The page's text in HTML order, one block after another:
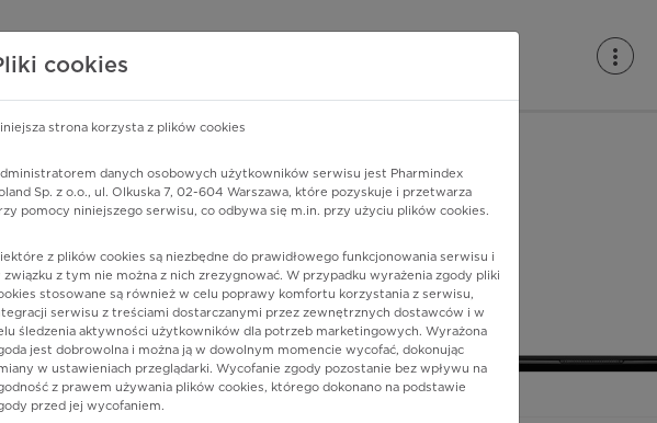
o lekach
PHARMINDEX
gdzie indziej
cookies
strona korzysta z plików cookies
danych osobowych użytkowników serwisu jest Pharmindex
Sp. z o.o., ul. Olkuska 7, 02-604 Warszawa, które pozyskuje i przetwarza
pomocy niniejszego serwisu, co odbywa się m.in. przy użyciu plików cookies.
z plików cookies są niezbędne do prawidłowego funkcjonowania serwisu i
związku z tym nie można z nich zrezygnować. W przypadku wyrażenia zgody pliki
stosowane są również w celu poprawy komfortu korzystania z serwisu,
serwisu z treściami dostarczanymi przez zewnętrznych dostawców i w
śledzenia aktywności użytkowników dla potrzeb marketingowych. Wyrażona
jest dobrowolna i można ją w dowolnym momencie wycofać, dokonując
w ustawieniach przeglądarki. Wycofanie zgody pozostanie bez wpływu na
z prawem używania plików cookies, którego dokonano na podstawie
przed jej wycofaniem.